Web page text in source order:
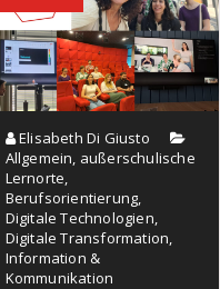
Elisabeth Di Giusto
Allgemein, außerschulische
Lernorte,
Berufsorientierung,
Digitale Technologien,
Digitale Transformation,
Information &
Kommunikation